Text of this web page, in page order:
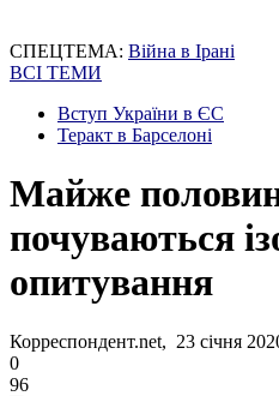
СПЕЦТЕМА: Війна в Ірані
ВСІ ТЕМИ
Вступ України в ЄС
Теракт в Барселоні
Майже
почуваються
опитування
Корреспондент.net, 23 січня
0
96